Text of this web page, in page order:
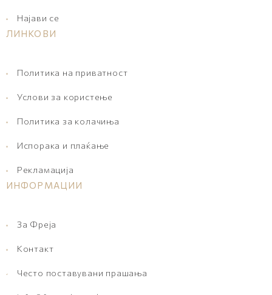
Најави се
ЛИНКОВИ
Политика на приватност
Услови за користење
Политика за колачиња
Испорака и плаќање
Рекламација
ИНФОРМАЦИИ
За Фреја
Контакт
Често поставувани прашања